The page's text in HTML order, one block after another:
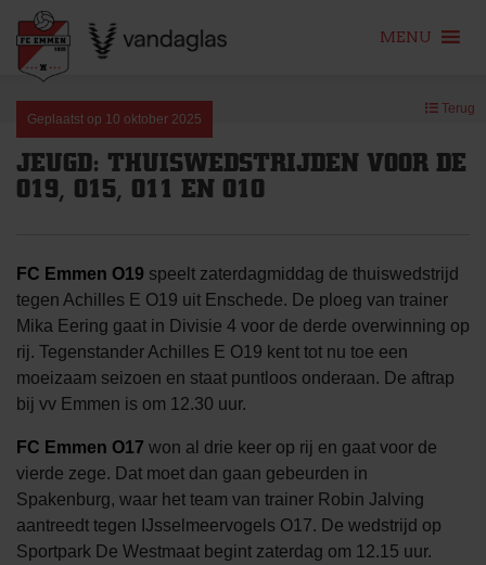
content
MENU
Geplaatst op 10 oktober 2025
Terug
JEUGD: THUISWEDSTRIJDEN VOOR DE
O19, O15, O11 EN O10
FC Emmen O19 speelt zaterdagmiddag de thuiswedstrijd
tegen Achilles E O19 uit Enschede. De ploeg van trainer
Mika Eering gaat in Divisie 4 voor de derde overwinning op
rij. Tegenstander Achilles E O19 kent tot nu toe een
moeizaam seizoen en staat puntloos onderaan. De aftrap
bij vv Emmen is om 12.30 uur.
FC Emmen O17 won al drie keer op rij en gaat voor de
vierde zege. Dat moet dan gaan gebeurden in
Spakenburg, waar het team van trainer Robin Jalving
aantreedt tegen IJsselmeervogels O17. De wedstrijd op
Sportpark De Westmaat begint zaterdag om 12.15 uur.